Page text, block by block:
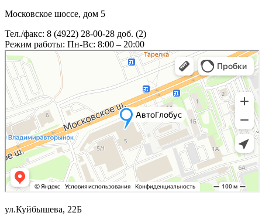
Московское шоссе, дом 5
Тел./факс: 8 (4922) 28-00-28 доб. (2)
Режим работы: Пн-Вс: 8:00 – 20:00
ул.Куйбышева, 22Б